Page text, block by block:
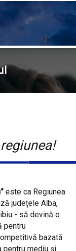
este ca Regiunea
județele Alba,
- să devină o
pentru
bazată
pentru mediu și